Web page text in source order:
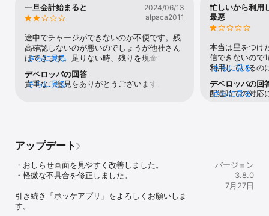
らえます。
●チラシをチェック
よく行くお店を登録すると、セールやおトク情報の最新チラシがい
つでも見られます。
〈宅配（おうちＣＯ-ＯＰ）の注文が簡単に〉
おうちＣＯ-ＯＰのキャラクター「とれたてトマトくん」とトーク形
式で注文できます。
カタログがまるっとスマホに。カタログをタップするだけで注文で
きます。
いつでもどこでも注文の履歴が確認できます。
●ｅ数量限定
早い者勝ち企画のおトクなWeb限定商品が注文できます。
●お届け予定時間のおしらせ
配達の前日・当日にお届け予定時間が確認できます。
一旦会計始まると
2024/06/13
alpaca2011
途中でチャージができないのが不便です。残
高確認しないのが悪いのでしょうが他社さん
はできます。足りない時、残りを現金で払う
よりチャージして払いたいですが、このアプ
リではいまだにそれが叶わないのが残念で
す。蛇足ですが、その時の店員さんの対応次
ないでしょうからせめてアプリは改善して欲
しいと思います。あるいはチャージ機を設置
して客が勝手にチャージできると嬉しいで
す。よろしくお願いします。
さらに見る
デベロッパの回答
貴重なご意見をありがとうございます。ま
めてまいりますので、引き続きご利用いただ
さらに見る
忙しいから利用
最悪
本当は星をつけ
信できないので
利用しているの
した。ちゃん
ってどういうこ
が本当に最悪で
うに置いてい
っても出るこ
毎回嫌味を言
さらに見る
デベロッパの回
配達時での対応
す。
さらに見る
アップデート
・おしらせ画面を見やすく改善しました。
・軽微な不具合を修正しました。
引き続き「ポッケアプリ」をよろしくお願いしま
す。
バージョン
3.8.0
7月27日